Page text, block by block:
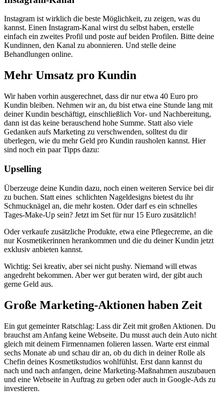
Instagram ist wirklich die beste Möglichkeit, zu zeigen, was du
kannst. Einen Instagram-Kanal wirst du selbst haben, erstelle
einfach ein zweites Profil und poste auf beiden Profilen. Bitte deine
Kundinnen, den Kanal zu abonnieren. Und stelle deine
Behandlungen online.
Mehr Umsatz pro Kundin
Wir haben vorhin ausgerechnet, dass dir nur etwa 40 Euro pro
Kundin bleiben. Nehmen wir an, du bist etwa eine Stunde lang mit
deiner Kundin beschäftigt, einschließlich Vor- und Nachbereitung,
dann ist das keine berauschend hohe Summe. Statt also viele
Gedanken aufs Marketing zu verschwenden, solltest du dir
überlegen, wie du mehr Geld pro Kundin rausholen kannst. Hier
sind noch ein paar Tipps dazu:
Upselling
Überzeuge deine Kundin dazu, noch einen weiteren Service bei dir
zu buchen. Statt eines schlichten Nageldesigns bietest du ihr
Schmucknägel an, die mehr kosten. Oder darf es ein schnelles
Tages-Make-Up sein? Jetzt im Set für nur 15 Euro zusätzlich!
Oder verkaufe zusätzliche Produkte, etwa eine Pflegecreme, an die
nur Kosmetikerinnen herankommen und die du deiner Kundin jetzt
exklusiv anbieten kannst.
Wichtig: Sei kreativ, aber sei nicht pushy. Niemand will etwas
angedreht bekommen. Aber wer gut beraten wird, der gibt auch
gerne Geld aus.
Große Marketing-Aktionen haben Zeit
Ein gut gemeinter Ratschlag: Lass dir Zeit mit großen Aktionen. Du
brauchst am Anfang keine Webseite. Du musst auch dein Auto nicht
gleich mit deinem Firmennamen folieren lassen. Warte erst einmal
sechs Monate ab und schau dir an, ob du dich in deiner Rolle als
Chefin deines Kosmetikstudios wohlfühlst. Erst dann kannst du
nach und nach anfangen, deine Marketing-Maßnahmen auszubauen
und eine Webseite in Auftrag zu geben oder auch in Google-Ads zu
investieren.